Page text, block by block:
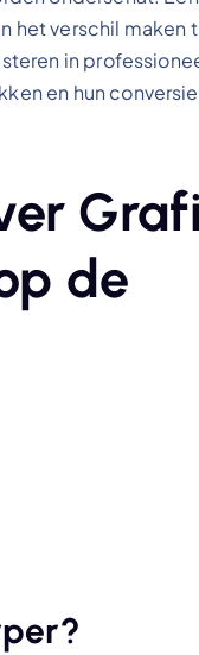
het verschil
in
en hun
de